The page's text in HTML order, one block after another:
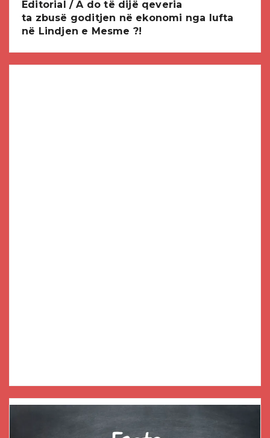
Editorial / A do të dijë qeveria
ta zbusë goditjen në ekonomi nga lufta
në Lindjen e Mesme ?!